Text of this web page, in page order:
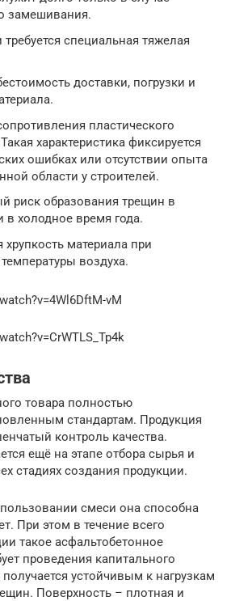
замешивания.
специальная тяжелая
доставки, погрузки и
пластического
характеристика фиксируется
ошибках или отсутствии опыта
области у строителей.
риск образования трещин в
в холодное время года.
материала при
воздуха.
vM
товара полностью
стандартам. Продукция
контроль качества.
ещё на этапе отбора сырья и
стадиях создания продукции.
смеси она способна
При этом в течение всего
такое асфальтобетонное
проведения капитального
устойчивым к нагрузкам
Поверхность – плотная и